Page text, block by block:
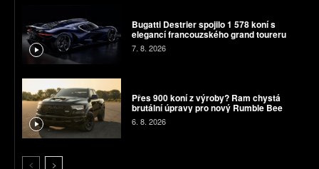
Bugatti Destrier spojilo 1 578 koní s
elegancí francouzského grand toureru
7. 8. 2026
Přes 900 koní z výroby? Ram chystá
brutální úpravy pro nový Rumble Bee
6. 8. 2026